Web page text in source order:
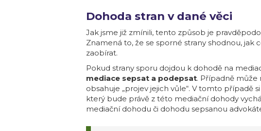
Dohoda stran v dané věci
Jak jsme již zmínili, tento způsob je
Znamená to, že se sporné strany shodnou, jak
zaobírat.
Pokud strany sporu dojdou k dohodě na
mediace sepsat a podepsat. Případně může
obsahuje „projev jejich vůle“. V tomto případě
který bude právě z této mediační dohody
mediační dohodu či dohodu sepsanou